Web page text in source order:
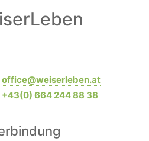
office@weiserleben.at
+43(0) 664 244 88 38